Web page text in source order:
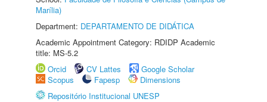
Marília)
Department: DEPARTAMENTO DE DIDÁTICA
Academic Appointment Category: RDIDP Academic
title: MS-5.2
Orcid
CV Lattes
Google Scholar
Scopus
Fapesp
Dimensions
Repositório Institucional UNESP